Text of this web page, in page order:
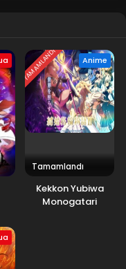
izle
izle
51.Bölüm izlle
izle
TAMAMLANDI Anime
Tamamlandı
Kekkon Yubiwa
Monogatari